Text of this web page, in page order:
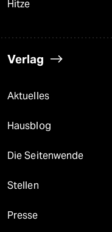
Hitze
Verlag
Aktuelles
Hausblog
Die Seitenwende
Stellen
Presse